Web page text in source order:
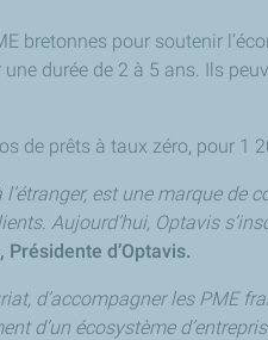
bretonnes pour soutenir
durée de 2 à 5 ans. Ils
de prêts à taux zéro, pour 1
est une marque de
Aujourd’hui, Optavis
Présidente d’Optavis.
d’accompagner les PME
d’un écosystème